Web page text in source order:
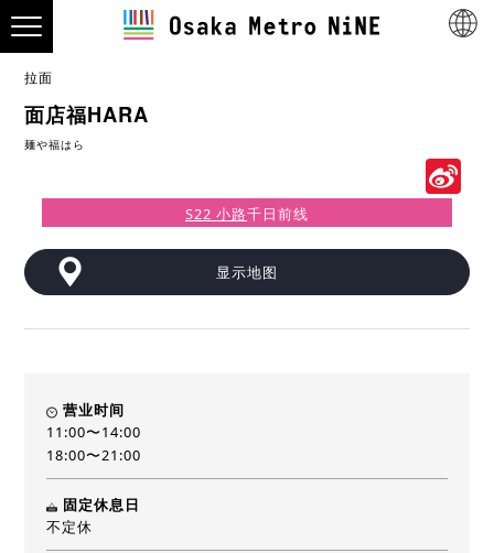
拉面
面店福HARA
麺や福はら
S22 小路千日前线
显示地图
营业时间
11:00〜14:00
18:00〜21:00
固定休息日
不定休